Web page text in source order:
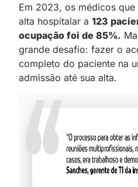
Em 2023, os médicos
alta hospitalar a 123
ocupação foi de 85%.
grande desafio: fazer o
completo do paciente na
admissão até sua alta.